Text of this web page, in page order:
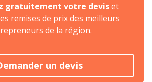
gratuitement votre deviset
remises de prix des meilleurs
de la région.
un devis